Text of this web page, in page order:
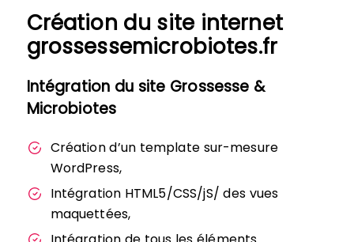
Création du site internet
grossessemicrobiotes.fr
Intégration du site Grossesse &
Microbiotes
Création d’un template sur-mesure
WordPress,
Intégration HTML5/CSS/jS/ des vues
maquettées,